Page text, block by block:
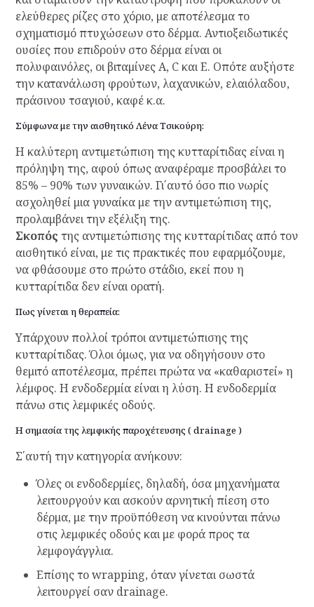
ελεύθερες ρίζες στο χόριο, με αποτέλεσμα το
σχηματισμό πτυχώσεων στο δέρμα. Αντιοξειδωτικές
ουσίες που επιδρούν στο δέρμα είναι οι
πολυφαινόλες, οι βιταμίνες Α, C και Ε. Οπότε αυξήστε
την κατανάλωση φρούτων, λαχανικών, ελαιόλαδου,
πράσινου τσαγιού, καφέ κ.α.
Σύμφωνα με την αισθητικό Λένα Τσικούρη:
Η καλύτερη αντιμετώπιση της κυτταρίτιδας είναι η
πρόληψη της, αφού όπως αναφέραμε προσβάλει το
85% – 90% των γυναικών. Γι΄αυτό όσο πιο νωρίς
ασχοληθεί μια γυναίκα με την αντιμετώπιση της,
προλαμβάνει την εξέλιξη της.
Σκοπός της αντιμετώπισης της κυτταρίτιδας από τον
αισθητικό είναι, με τις πρακτικές που εφαρμόζουμε,
να φθάσουμε στο πρώτο στάδιο, εκεί που η
κυτταρίτιδα δεν είναι ορατή.
Πως γίνεται η θεραπεία:
Υπάρχουν πολλοί τρόποι αντιμετώπισης της
κυτταρίτιδας. Όλοι όμως, για να οδηγήσουν στο
θεμιτό αποτέλεσμα, πρέπει πρώτα να «καθαριστεί» η
λέμφος. Η ενδοδερμία είναι η λύση. Η ενδοδερμία
πάνω στις λεμφικές οδούς.
Η σημασία της λεμφικής παροχέτευσης ( drainage )
Σ΄αυτή την κατηγορία ανήκουν:
Όλες οι ενδοδερμίες, δηλαδή, όσα μηχανήματα
λειτουργούν και ασκούν αρνητική πίεση στο
δέρμα, με την προϋπόθεση να κινούνται πάνω
στις λεμφικές οδούς και με φορά προς τα
λεμφογάγγλια.
Επίσης το wrapping, όταν γίνεται σωστά
λειτουργεί σαν drainage.